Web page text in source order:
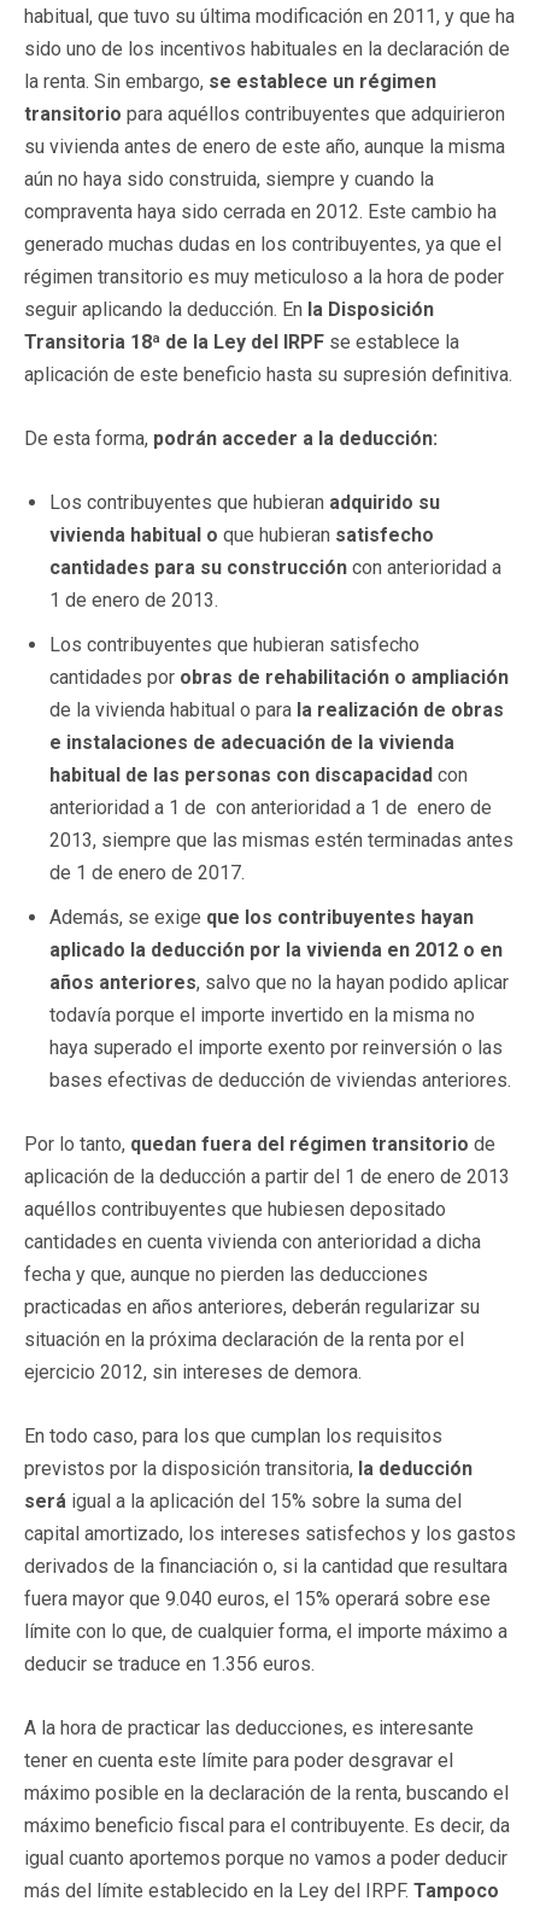
habitual, que tuvo su última modificación en 2011, y que ha
sido uno de los incentivos habituales en la declaración de
la renta. Sin embargo, se establece un régimen
transitorio para aquéllos contribuyentes que adquirieron
su vivienda antes de enero de este año, aunque la misma
aún no haya sido construida, siempre y cuando la
compraventa haya sido cerrada en 2012. Este cambio ha
generado muchas dudas en los contribuyentes, ya que el
régimen transitorio es muy meticuloso a la hora de poder
seguir aplicando la deducción. En la Disposición
Transitoria 18ª de la Ley del IRPF se establece la
aplicación de este beneficio hasta su supresión definitiva.
De esta forma, podrán acceder a la deducción:
Los contribuyentes que hubieran adquirido su
vivienda habitual o que hubieran satisfecho
cantidades para su construcción con anterioridad a
1 de enero de 2013.
Los contribuyentes que hubieran satisfecho
cantidades por obras de rehabilitación o ampliación
de la vivienda habitual o para la realización de obras
e instalaciones de adecuación de la vivienda
habitual de las personas con discapacidad con
anterioridad a 1 de con anterioridad a 1 de enero de
2013, siempre que las mismas estén terminadas antes
de 1 de enero de 2017.
Además, se exige que los contribuyentes hayan
aplicado la deducción por la vivienda en 2012 o en
años anteriores, salvo que no la hayan podido aplicar
todavía porque el importe invertido en la misma no
haya superado el importe exento por reinversión o las
bases efectivas de deducción de viviendas anteriores.
Por lo tanto, quedan fuera del régimen transitorio de
aplicación de la deducción a partir del 1 de enero de 2013
aquéllos contribuyentes que hubiesen depositado
cantidades en cuenta vivienda con anterioridad a dicha
fecha y que, aunque no pierden las deducciones
practicadas en años anteriores, deberán regularizar su
situación en la próxima declaración de la renta por el
ejercicio 2012, sin intereses de demora.
En todo caso, para los que cumplan los requisitos
previstos por la disposición transitoria, la deducción
será igual a la aplicación del 15% sobre la suma del
capital amortizado, los intereses satisfechos y los gastos
derivados de la financiación o, si la cantidad que resultara
fuera mayor que 9.040 euros, el 15% operará sobre ese
límite con lo que, de cualquier forma, el importe máximo a
deducir se traduce en 1.356 euros.
A la hora de practicar las deducciones, es interesante
tener en cuenta este límite para poder desgravar el
máximo posible en la declaración de la renta, buscando el
máximo beneficio fiscal para el contribuyente. Es decir, da
igual cuanto aportemos porque no vamos a poder deducir
más del límite establecido en la Ley del IRPF. Tampoco